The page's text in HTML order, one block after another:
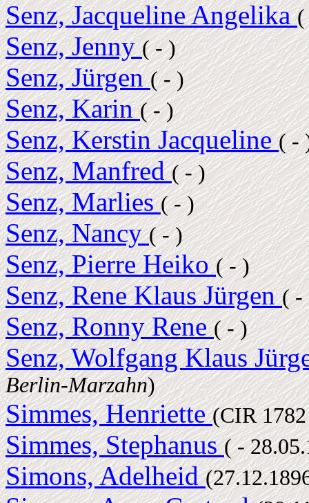
Senz, Jacqueline Angelika(
Senz, Jenny( - )
Senz, Jürgen( - )
Senz, Karin( - )
Senz, Kerstin Jacqueline( -
Senz, Manfred( - )
Senz, Marlies( - )
Senz, Nancy( - )
Senz, Pierre Heiko( - )
Senz, Rene Klaus Jürgen( -
Senz, Ronny Rene( - )
Senz, Wolfgang Klaus
Berlin-Marzahn)
Simmes, Henriette(CIR
Simmes, Stephanus( -
Simons, Adelheid